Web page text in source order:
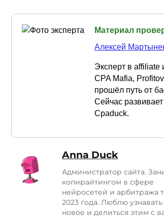
Материал
Алексей
Эксперт в affiliate
CPA Mafia,
прошёл путь от
Сейчас
Cpaduck.
Anna Duck
Администратор сайта.
копирайтингом в сфере
нейросетей и арбитража
2023 года. Люблю узнавать
новое и делиться этим с